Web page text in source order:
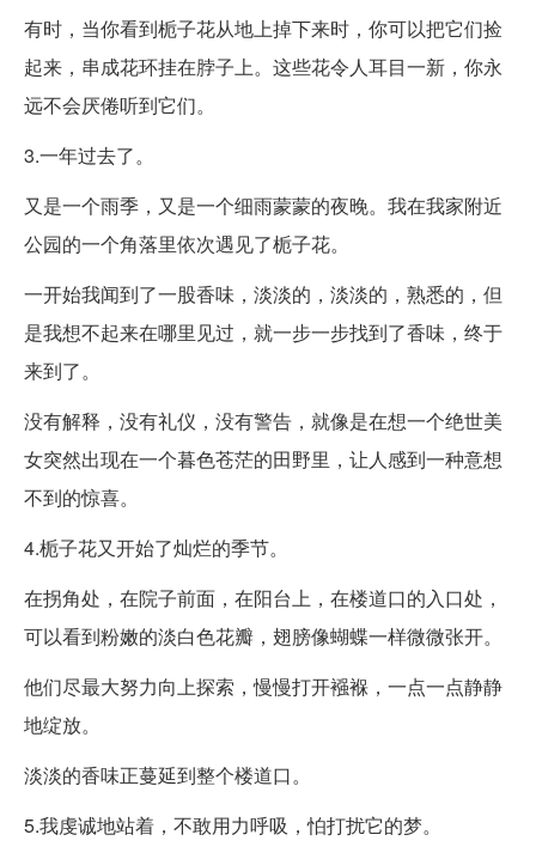
有时，当你看到栀子花从地上掉下来时，你可以把它们捡
起来，串成花环挂在脖子上。这些花令人耳目一新，你永
远不会厌倦听到它们。
3.一年过去了。
又是一个雨季，又是一个细雨蒙蒙的夜晚。我在我家附近
公园的一个角落里依次遇见了栀子花。
一开始我闻到了一股香味，淡淡的，淡淡的，熟悉的，但
是我想不起来在哪里见过，就一步一步找到了香味，终于
来到了。
没有解释，没有礼仪，没有警告，就像是在想一个绝世美
女突然出现在一个暮色苍茫的田野里，让人感到一种意想
不到的惊喜。
4.栀子花又开始了灿烂的季节。
在拐角处，在院子前面，在阳台上，在楼道口的入口处，
可以看到粉嫩的淡白色花瓣，翅膀像蝴蝶一样微微张开。
他们尽最大努力向上探索，慢慢打开襁褓，一点一点静静
地绽放。
淡淡的香味正蔓延到整个楼道口。
5.我虔诚地站着，不敢用力呼吸，怕打扰它的梦。